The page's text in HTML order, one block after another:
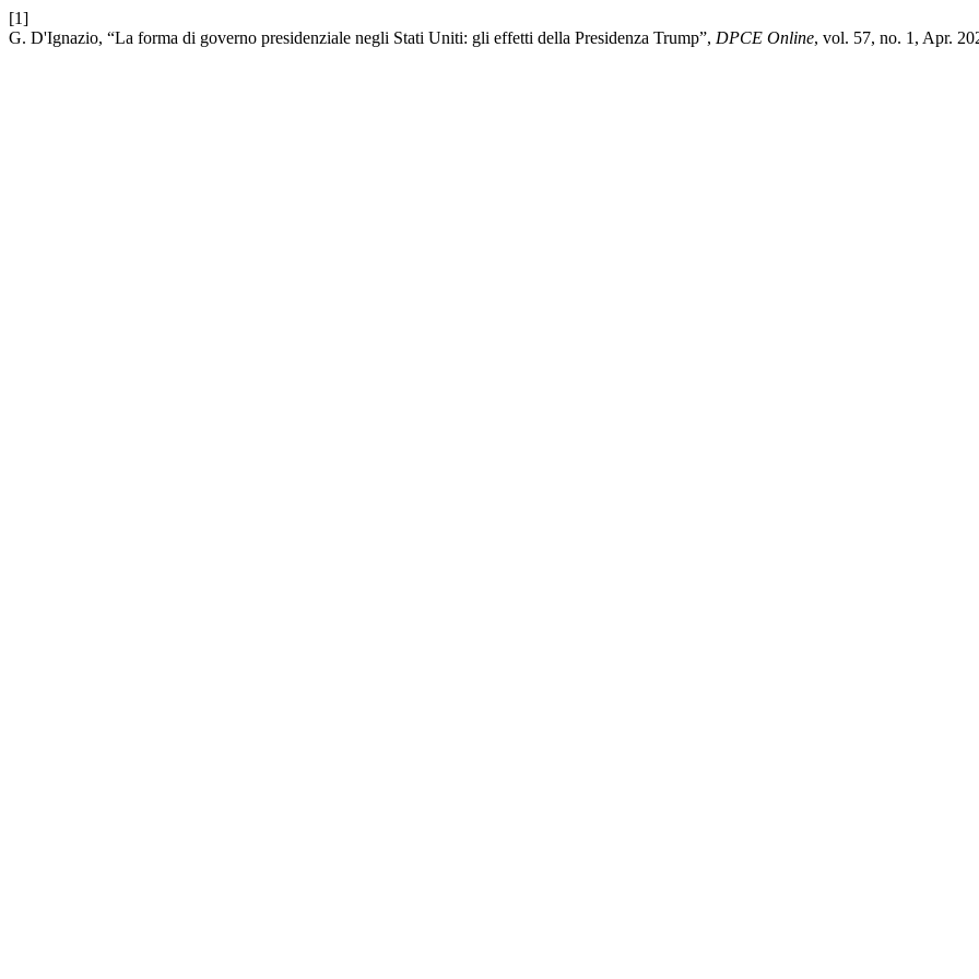
[1]
G. D'Ignazio, “La forma di governo presidenziale negli Stati Uniti: gli effetti della Presidenza Trump”, DPCE Online, vol. 57, no. 1, Apr.